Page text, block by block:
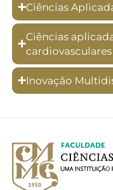
Ciências
Ciências
cardiovasculares
Inovação